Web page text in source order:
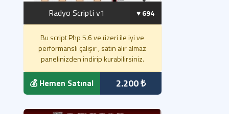
Radyo Scripti v1 ♥️ 694
Bu script Php 5.6 ve üzeri ile iyi ve
performanslı çalışır , satın alır almaz
panelinizden indirip kurabilirsiniz.
💰 Hemen Satınal 2.200 ₺